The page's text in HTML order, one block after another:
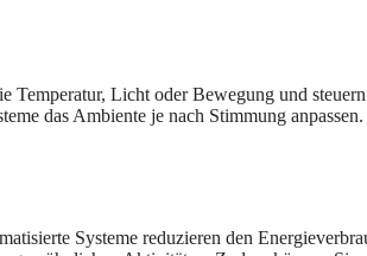
Licht oder Bewegung und
das Ambiente je nach Stimmung
Systeme reduzieren den